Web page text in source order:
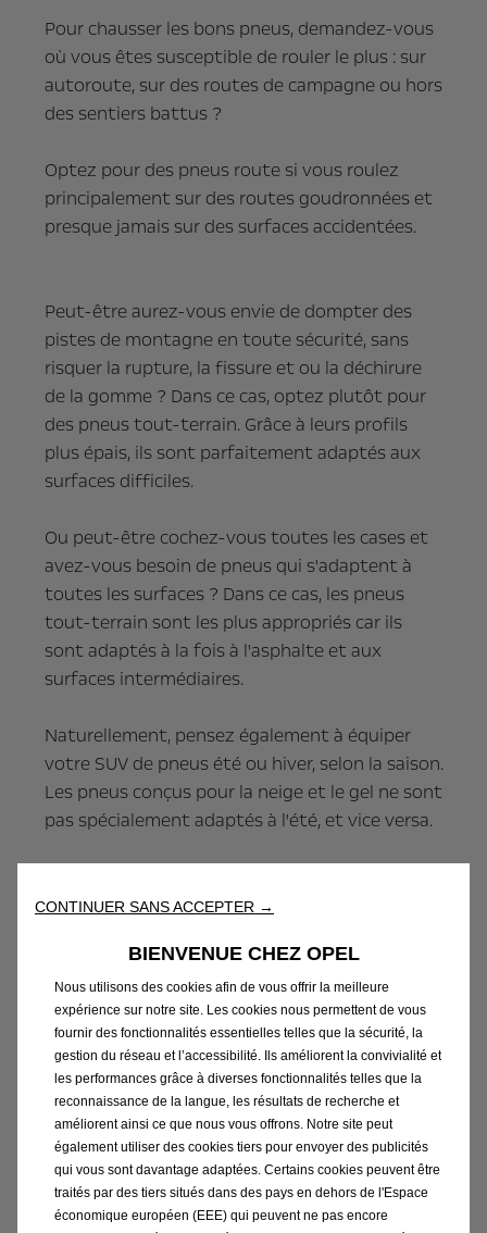
Pour chausser les bons pneus, demandez-vous
où vous êtes susceptible de rouler le plus : sur
autoroute, sur des routes de campagne ou hors
des sentiers battus ?
Optez pour des pneus route si vous roulez
principalement sur des routes goudronnées et
presque jamais sur des surfaces accidentées.
Peut-être aurez-vous envie de dompter des
pistes de montagne en toute sécurité, sans
risquer la rupture, la fissure et ou la déchirure
de la gomme ? Dans ce cas, optez plutôt pour
des pneus tout-terrain. Grâce à leurs profils
plus épais, ils sont parfaitement adaptés aux
surfaces difficiles.
Ou peut-être cochez-vous toutes les cases et
avez-vous besoin de pneus qui s'adaptent à
toutes les surfaces ? Dans ce cas, les pneus
tout-terrain sont les plus appropriés car ils
sont adaptés à la fois à l'asphalte et aux
surfaces intermédiaires.
Naturellement, pensez également à équiper
votre SUV de pneus été ou hiver, selon la saison.
Les pneus conçus pour la neige et le gel ne sont
pas spécialement adaptés à l'été, et vice versa.
CONTINUER SANS ACCEPTER →
BIENVENUE CHEZ OPEL
Nous utilisons des cookies afin de vous offrir la meilleure
expérience sur notre site. Les cookies nous permettent de vous
fournir des fonctionnalités essentielles telles que la sécurité, la
gestion du réseau et l’accessibilité. Ils améliorent la convivialité et
les performances grâce à diverses fonctionnalités telles que la
reconnaissance de la langue, les résultats de recherche et
améliorent ainsi ce que nous vous offrons. Notre site peut
également utiliser des cookies tiers pour envoyer des publicités
qui vous sont davantage adaptées. Certains cookies peuvent être
traités par des tiers situés dans des pays en dehors de l'Espace
économique européen (EEE) qui peuvent ne pas encore